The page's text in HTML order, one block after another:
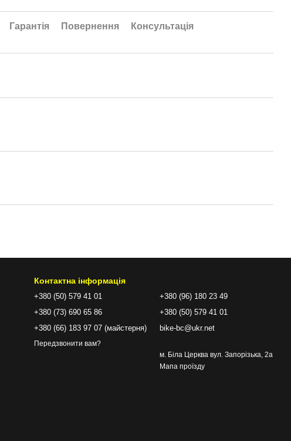
Гарантія Повернення Консультація
Контактна інформація
+380 (50) 579 41 01
+380 (73) 690 65 86
+380 (66) 183 97 07 (майстерня)
Передзвонити вам?
+380 (96) 180 23 49
+380 (50) 579 41 01
bike-bc@ukr.net
м. Біла Церква вул. Запорізька, 2а
Мапа проїзду